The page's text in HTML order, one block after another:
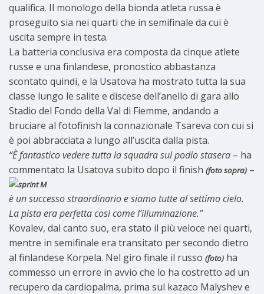
qualifica. Il monologo della bionda atleta russa è
proseguito sia nei quarti che in semifinale da cui è
uscita sempre in testa.
La batteria conclusiva era composta da cinque atlete
russe e una finlandese, pronostico abbastanza
scontato quindi, e la Usatova ha mostrato tutta la sua
classe lungo le salite e discese dell’anello di gara allo
Stadio del Fondo della Val di Fiemme, andando a
bruciare al fotofinish la connazionale Tsareva con cui si
è poi abbracciata a lungo all’uscita dalla pista.
“È fantastico vedere tutta la squadra sul podio stasera – ha
commentato la Usatova subito dopo il finish (fotosopra) –
è un successo straordinario e siamo tutte al settimo cielo.
La pista era perfetta così come l’illuminazione.”
Kovalev, dal canto suo, era stato il più veloce nei quarti,
mentre in semifinale era transitato per secondo dietro
al finlandese Korpela. Nel giro finale il russo (foto) ha
commesso un errore in avvio che lo ha costretto ad un
recupero da cardiopalma, prima sul kazaco Malyshev e